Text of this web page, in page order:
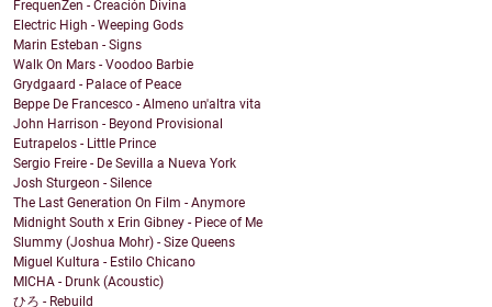
FrequenZen - Creación Divina
Electric High - Weeping Gods
Marin Esteban - Signs
Walk On Mars - Voodoo Barbie
Grydgaard - Palace of Peace
Beppe De Francesco - Almeno un'altra vita
John Harrison - Beyond Provisional
Eutrapelos - Little Prince
Sergio Freire - De Sevilla a Nueva York
Josh Sturgeon - Silence
The Last Generation On Film - Anymore
Midnight South x Erin Gibney - Piece of Me
Slummy (Joshua Mohr) - Size Queens
Miguel Kultura - Estilo Chicano
MICHA - Drunk (Acoustic)
ひろ - Rebuild